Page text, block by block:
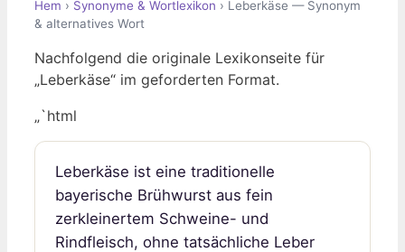
Hem › Synonyme & Wortlexikon › Leberkäse — Synonym
& alternatives Wort
Nachfolgend die originale Lexikonseite für
„Leberkäse“ im geforderten Format.
„`html
Leberkäse ist eine traditionelle
bayerische Brühwurst aus fein
zerkleinertem Schweine- und
Rindfleisch, ohne tatsächliche Leber